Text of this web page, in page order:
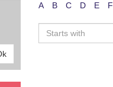
A B C D E F